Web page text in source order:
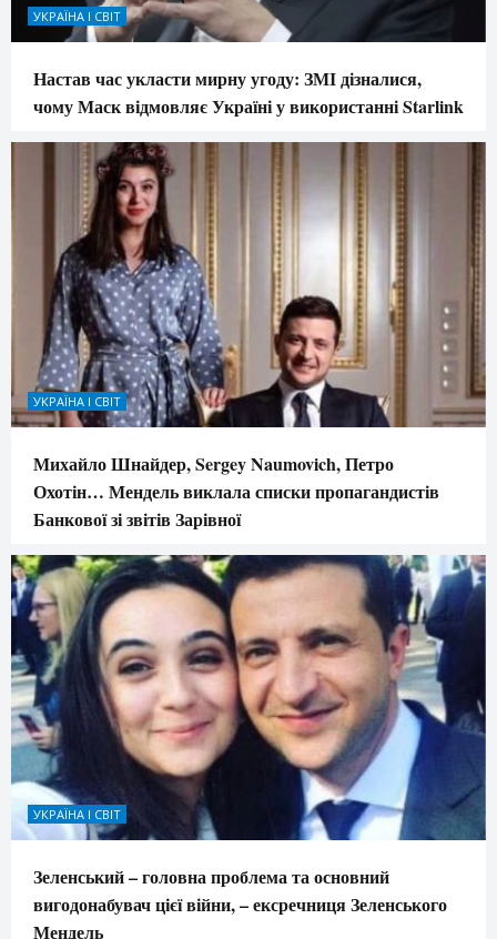
УКРАЇНА І СВІТ
Настав час укласти мирну угоду: ЗМІ дізналися,
чому Маск відмовляє Україні у використанні Starlink
УКРАЇНА І СВІТ
Михайло Шнайдер, Sergey Naumovich, Петро
Охотін… Мендель виклала списки пропагандистів
Банкової зі звітів Зарівної
УКРАЇНА І СВІТ
Зеленський – головна проблема та основний
вигодонабувач цієї війни, – ексречниця Зеленського
Мендель